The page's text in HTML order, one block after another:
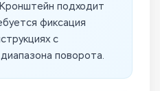
подходит
фиксация
с
поворота.